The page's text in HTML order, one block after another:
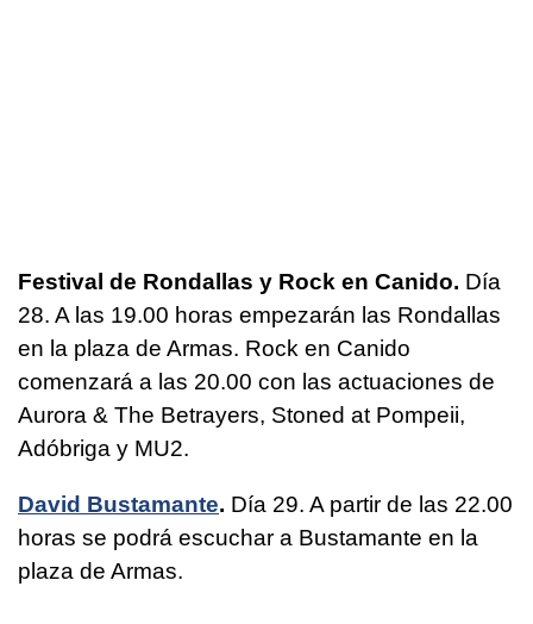
Festival de Rondallas y Rock en Canido. Día
28. A las 19.00 horas empezarán las Rondallas
en la plaza de Armas. Rock en Canido
comenzará a las 20.00 con las actuaciones de
Aurora & The Betrayers, Stoned at Pompeii,
Adóbriga y MU2.
David Bustamante. Día 29. A partir de las 22.00
horas se podrá escuchar a Bustamante en la
plaza de Armas.